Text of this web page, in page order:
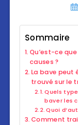
Sommaire
Qu’est-ce
causes ?
La bave peut
trouvé sur le
Quels
baver les
Quoi
Comment